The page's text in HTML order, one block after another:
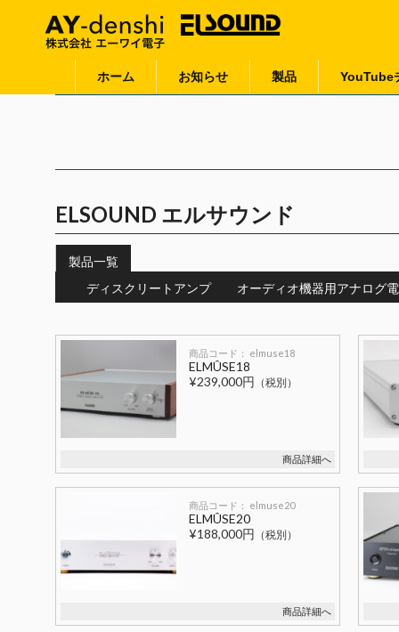
ホーム お知らせ 製品 YouTube
ELSOUND エルサウンド
製品一覧
ディスクリートアンプ
オーディオ機器用アナログ
商品コード： elmuse18
ELMÛSE18
¥239,000円 （税別）
商品詳細へ
商品コード： elmuse20
ELMÛSE20
¥188,000円 （税別）
商品詳細へ